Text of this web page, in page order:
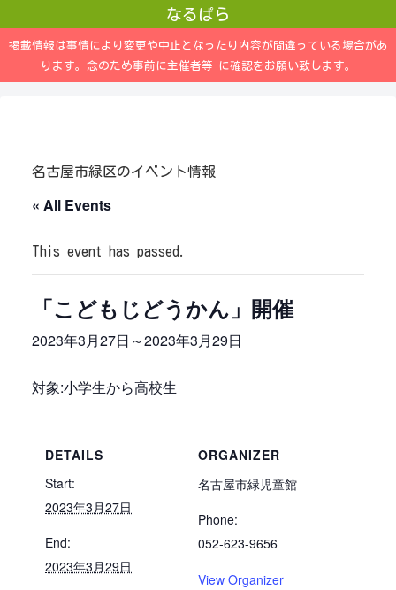
なるぱら
掲載情報は事情により変更や中止となったり内容が間違っている場合があ
ります。念のため事前に主催者等 に確認をお願い致します。
名古屋市緑区のイベント情報
« All Events
This event has passed.
「こどもじどうかん」開催
2023年3月27日 ～2023年3月29日
対象:小学生から高校生
DETAILS
Start:
2023年3月27日
End:
2023年3月29日
ORGANIZER
名古屋市緑児童館
Phone:
052-623-9656
View Organizer